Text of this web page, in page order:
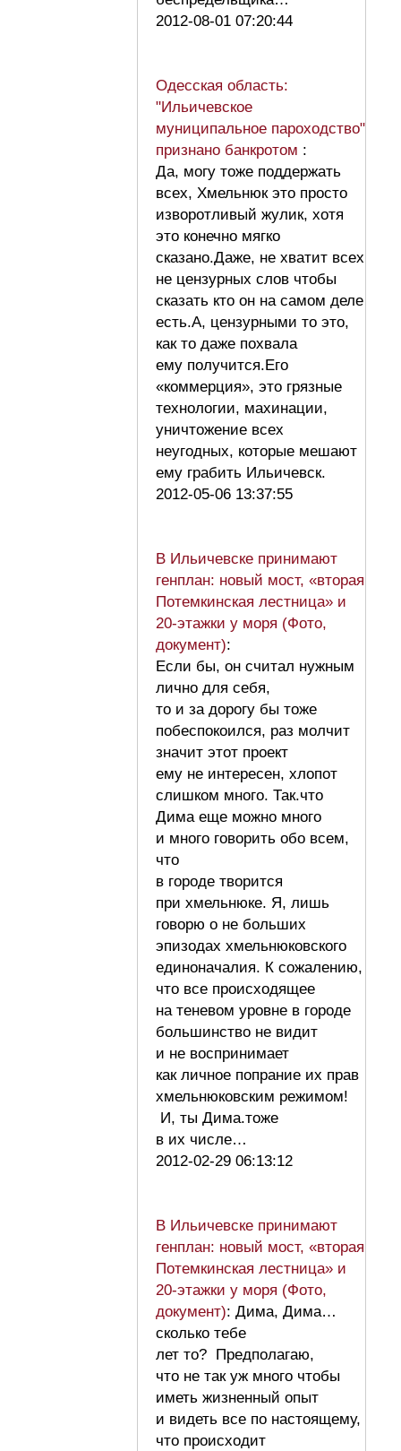
2012-08-01 07:20:44
Одесская область:
"Ильичевское
муниципальное пароходство"
признано банкротом :
Да, могу тоже поддержать
всех, Хмельнюк это просто
изворотливый жулик, хотя
это конечно мягко
сказано.Даже, не хватит всех
не цензурных слов чтобы
сказать кто он на самом деле
есть.А, цензурными то это,
как то даже похвала
ему получится.Его
«коммерция», это грязные
технологии, махинации,
уничтожение всех
неугодных, которые мешают
ему грабить Ильичевск.
2012-05-06 13:37:55
В Ильичевске принимают
генплан: новый мост, «вторая
Потемкинская лестница» и
20-этажки у моря (Фото,
документ):
Если бы, он считал нужным
лично для себя,
то и за дорогу бы тоже
побеспокоился, раз молчит
значит этот проект
ему не интересен, хлопот
слишком много. Так.что
Дима еще можно много
и много говорить обо всем,
что
в городе творится
при хмельнюке. Я, лишь
говорю о не больших
эпизодах хмельнюковского
единоначалия. К сожалению,
что все происходящее
на теневом уровне в городе
большинство не видит
и не воспринимает
как личное попрание их прав
хмельнюковским режимом!
И, ты Дима.тоже
в их числе…
2012-02-29 06:13:12
В Ильичевске принимают
генплан: новый мост, «вторая
Потемкинская лестница» и
20-этажки у моря (Фото,
документ): Дима, Дима…
сколько тебе
лет то? Предполагаю,
что не так уж много чтобы
иметь жизненный опыт
и видеть все по настоящему,
что происходит